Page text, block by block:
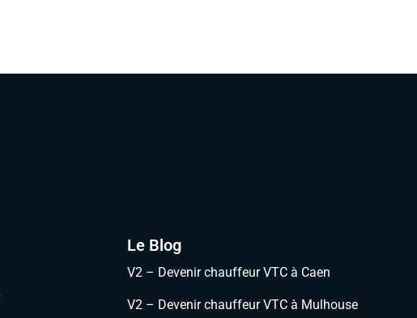
Le Blog
V2 – Devenir chauffeur VTC à Caen
V2 – Devenir chauffeur VTC à Mulhouse